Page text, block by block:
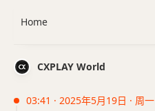
CXPLAY World
03:41 · 2025年5月19日 · 周一
Home